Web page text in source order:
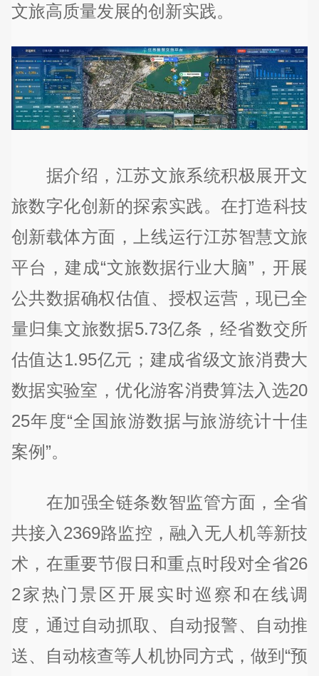
文旅高质量发展的创新实践。
据介绍，江苏文旅系统积极展开文
旅数字化创新的探索实践。在打造科技
创新载体方面，上线运行江苏智慧文旅
平台，建成“文旅数据行业大脑”，开展
公共数据确权估值、授权运营，现已全
量归集文旅数据5.73亿条，经省数交所
估值达1.95亿元；建成省级文旅消费大
数据实验室，优化游客消费算法入选20
25年度“全国旅游数据与旅游统计十佳
案例”。
在加强全链条数智监管方面，全省
共接入2369路监控，融入无人机等新技
术，在重要节假日和重点时段对全省26
2家热门景区开展实时巡察和在线调
度，通过自动抓取、自动报警、自动推
送、自动核查等人机协同方式，做到“预